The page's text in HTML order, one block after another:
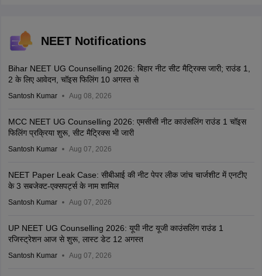
NEET Notifications
Bihar NEET UG Counselling 2026: बिहार नीट सीट मैट्रिक्स जारी; राउंड 1,
2 के लिए आवेदन, चॉइस फिलिंग 10 अगस्त से
Santosh Kumar Aug 08, 2026
MCC NEET UG Counselling 2026: एमसीसी नीट काउंसलिंग राउंड 1 चॉइस
फिलिंग प्रक्रिया शुरू, सीट मैट्रिक्स भी जारी
Santosh Kumar Aug 07, 2026
NEET Paper Leak Case: सीबीआई की नीट पेपर लीक जांच चार्जशीट में एनटीए
के 3 सबजेक्ट-एक्सपर्ट्स के नाम शामिल
Santosh Kumar Aug 07, 2026
UP NEET UG Counselling 2026: यूपी नीट यूजी काउंसलिंग राउंड 1
रजिस्ट्रेशन आज से शुरू, लास्ट डेट 12 अगस्त
Santosh Kumar Aug 07, 2026